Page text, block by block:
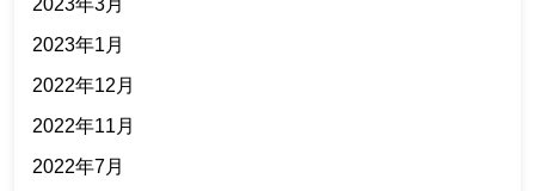
2023年1月
2022年12月
2022年11月
2022年7月